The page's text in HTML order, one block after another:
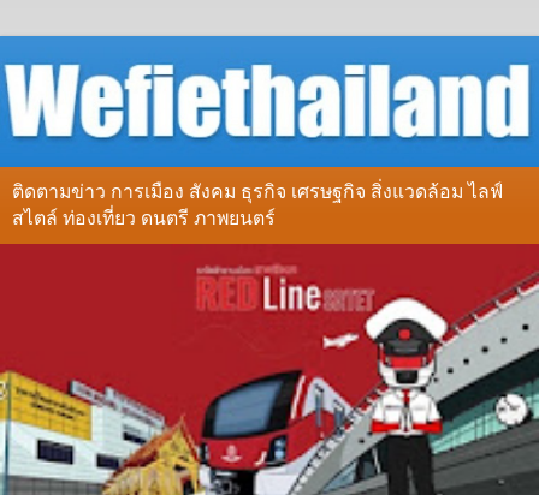
ติดตามข่าว การเมือง สังคม ธุรกิจ เศรษฐกิจ สิ่งแวดล้อม ไลฟ์
สไตล์ ท่องเที่ยว ดนตรี ภาพยนตร์